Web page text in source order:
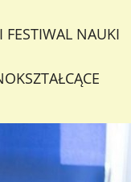
FESTIWAL NAUKI